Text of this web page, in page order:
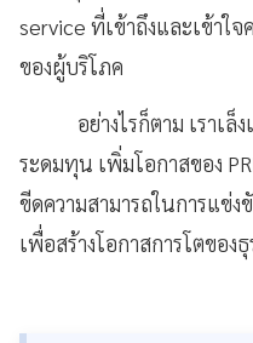
service ที่เข้าถึงและเข้าใจ
ของผู้บริโภค
อย่างไรก็ตาม เราเ
ระดมทุน เพิ่มโอกาสของ
ขีดความสามารถในการแข่ง
เพื่อสร้างโอกาสการโตของ